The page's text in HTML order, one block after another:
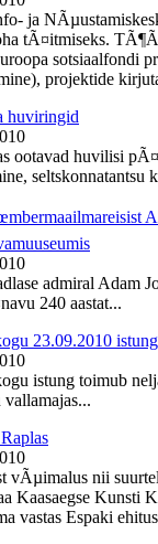
ja
tÃ¤itmiseks.
sotsiaalfondi
projektide
huviringid
ootavad huvilisi
seltskonnatantsu
admiral Adam
240 aastat...
23.09.2010 istung
istung toimub
vÃµimalus nii
Kaasaegse Kunsti
vastas Espaki